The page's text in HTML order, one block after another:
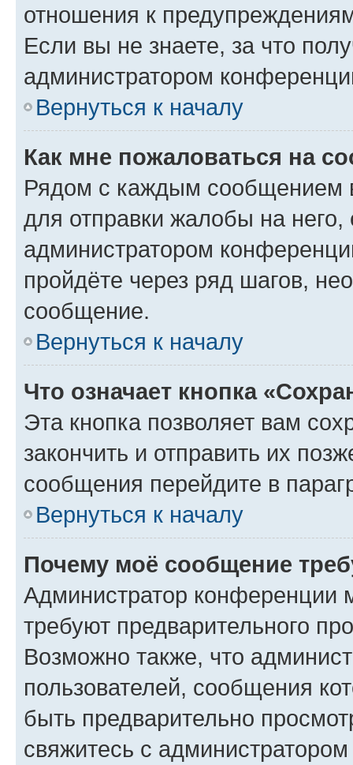
отношения к
Если вы не знаете, за что
администратором
Вернуться к началу
Как мне пожаловаться на
Рядом с каждым сообщением
для отправки жалобы на
администратором
пройдёте через ряд шагов,
сообщение.
Вернуться к началу
Что означает кнопка
Эта кнопка позволяет вам
закончить и отправить их
сообщения перейдите в
Вернуться к началу
Почему моё сообщение
Администратор конференции
требуют предварительного
Возможно также, что
пользователей, сообщения
быть предварительно
свяжитесь с